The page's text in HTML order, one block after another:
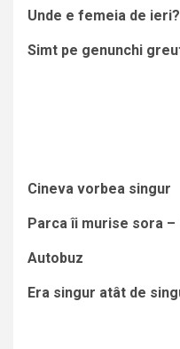
Unde e femeia de ieri?
Simt pe genunchi
Cineva vorbea singur
Parca îi murise sora
Autobuz
Era singur atât de